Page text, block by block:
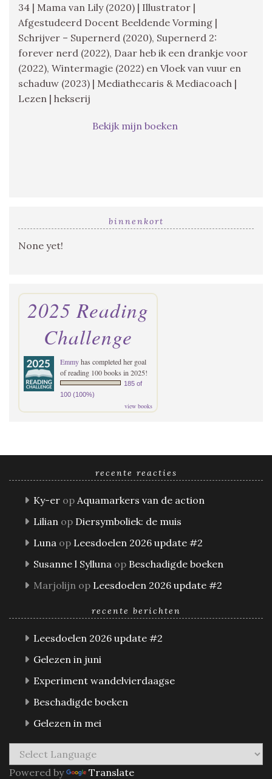
34 | Mama van Lily (2020) | Illustrator |
Afgestudeerd Docent Beeldende Vorming |
Schrijver – Supernerd (2020), Supernerd 2:
forever nerd (2022), Daar heb ik een drankje voor
(2022), Wintermagie (2022) en Vloek van vuur en
schaduw (2023) | Mediathecaris & Mediacoach |
Lezen | hekserij
Bekijk mijn boeken
binnenkort
None yet!
2025 Reading
Challenge
Emmyhas completed her goal
of reading 100 books in 2025!
185 of
100 (100%)
view books
recente reacties
Ky-er op Aquamarkers van de action
Lilian op Diersymboliek: de muis
Luna op Leesdoelen 2026 update #2
Susanne l Sylluna op Beschadigde boeken
Marjolijn op Leesdoelen 2026 update #2
recente berichten
Leesdoelen 2026 update #2
Gelezen in juni
Experiment wandelvierdaagse
Beschadigde boeken
Gelezen in mei
Powered by Translate